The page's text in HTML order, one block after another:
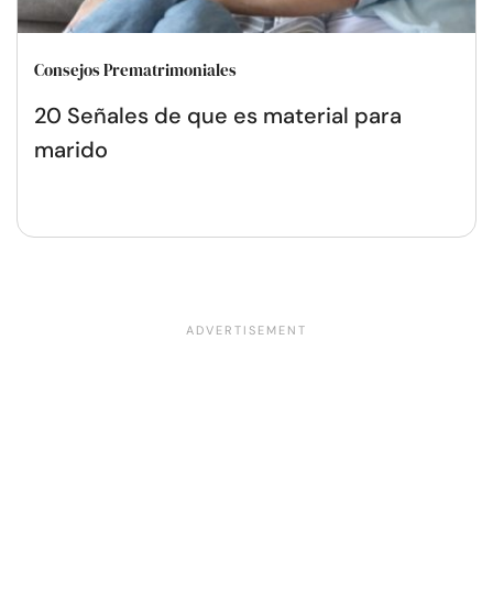
Consejos Prematrimoniales
20 Señales de que es material para
marido